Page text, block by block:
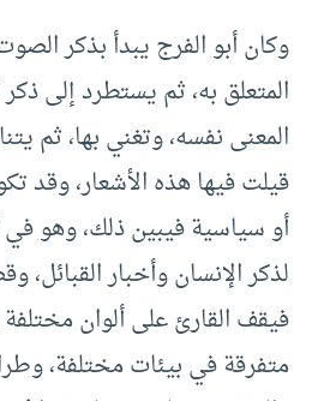
وكان أبو الفرج يبدأ بذكر
المتعلق به، ثم يستطرد إلى
المعنى نفسه، وتغني بها، ثم
قيلت فيها هذه الأشعار، وقد
أو سياسية فيبين ذلك، وهو
لذكر الإنسان وأخبار
فيقف القارئ على ألوان
متفرقة في بيئات مختلفة،